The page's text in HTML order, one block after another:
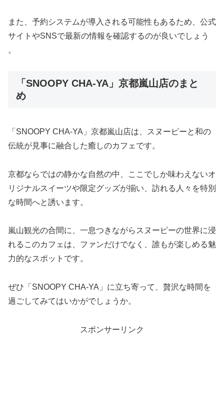
また、予約システムが導入される可能性もあるため、公式
サイトやSNSで最新の情報を確認するのが良いでしょう​
。
「SNOOPY CHA-YA」京都嵐山店のまと
め
「SNOOPY CHA-YA」京都嵐山店は、スヌーピーと和の
伝統が見事に融合した癒しのカフェです。
京都ならではの静かな自然の中、ここでしか味わえないオ
リジナルスイーツや限定グッズが揃い、訪れる人々を特別
な時間へと誘います。
嵐山観光の合間に、一息つきながらスヌーピーの世界に浸
れるこのカフェは、ファンだけでなく、誰もが楽しめる魅
力的なスポットです。
ぜひ「SNOOPY CHA-YA」に立ち寄って、贅沢な時間を
過ごしてみてはいかがでしょうか。
スポンサーリンク